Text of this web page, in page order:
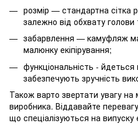
розмір — стандартна сітка
залежно від обхвату голови
забарвлення — камуфляж
малюнку екіпірування;
функціональність - йдеться
забезпечують зручність
Також варто звертати увагу на
виробника. Віддавайте
що спеціалізуються на випуску